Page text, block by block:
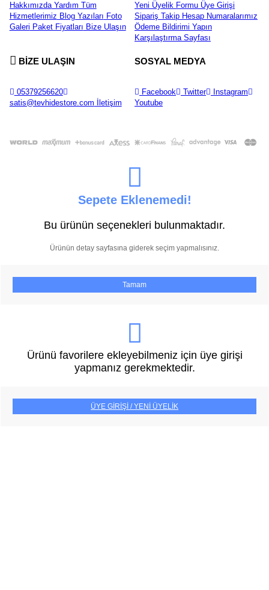
HakkımızdaYardım Tüm
Hizmetlerimiz Blog Yazıları Foto
Galeri Paket Fiyatları Bize Ulaşın
Yeni Üyelik Formu Üye Girişi
Sipariş Takip Hesap Numaralarımız
Ödeme Bildirimi Yapın
Karşılaştırma Sayfası
BİZE ULAŞIN
05379256620
satis@tevhidestore.com İletişim
SOSYAL MEDYA
Facebook Twitter
Instagram
Youtube
Sepete Eklenemedi!
Bu ürünün seçenekleri bulunmaktadır.
Ürünün detay sayfasına giderek seçim yapmalısınız.
Tamam
Ürünü favorilere ekleyebilmeniz için üye girişi
yapmanız gerekmektedir.
ÜYE GİRİŞİ / YENİ ÜYELİK